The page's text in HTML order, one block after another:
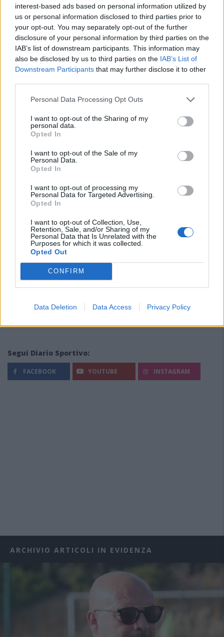
interest-based ads based on personal information utilized by
us or personal information disclosed to third parties prior to
your opt-out. You may separately opt-out of the further
disclosure of your personal information by third parties on the
IAB’s list of downstream participants. This information may
also be disclosed by us to third parties on the IAB’s List of
Downstream Participants that may further disclose it to other
Personal Data Processing Opt Outs
I want to opt-out of the Sharing of my
personal data.
Opted In
I want to opt-out of the Sale of my
Personal Data.
Opted In
I want to opt-out of processing my
Personal Data for Targeted Advertising.
Opted In
I want to opt-out of Collection, Use,
Retention, Sale, and/or Sharing of my
Personal Data that Is Unrelated with the
Purposes for which it was collected.
Opted Out
CONFIRM
Data Deletion Data Access Privacy Policy
7 Ago 2026
L'Ilva si completa con Markic, Contucci,
Carlucci, Bevilacqua, Solinas, Souare e Galic
7 Ago 2026
Il Selargius rinforza il centrocampo con
Manuel Rinino e Samuele Vacca
8 ripescaggi
7 Ago 2026
Segui Diario Sportivo:
FACEBOOK YOUTUBE INSTAGRAM
ARCHIVIO ARTICOLI IN EVIDENZA